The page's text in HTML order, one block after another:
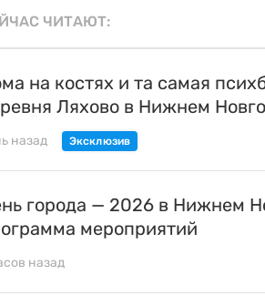
ЧИТАЮТ
на костях и та самая
Ляхово в Нижнем
назад
города — 2026 в Нижнем
мероприятий
назад